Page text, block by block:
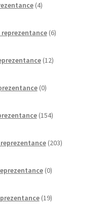
4izdelki
reprezentance 6izdelkov
12izdelkov
0izdelkov
154izdelkov
203izdelki
0izdelkov
19izdelkov